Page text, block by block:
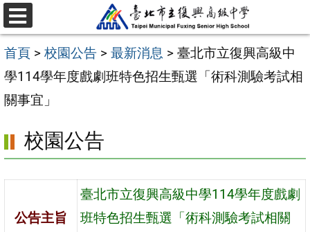
跳
至
主
要
內
區
選
單
首頁 > 校園公告 > 最新消息 > 臺北市立復興高級中
學114學年度戲劇班特色招生甄選「術科測驗考試相
關事宜」
校園公告
公告主旨
臺北市立復興高級中學114學年度戲劇
班特色招生甄選「術科測驗考試相關